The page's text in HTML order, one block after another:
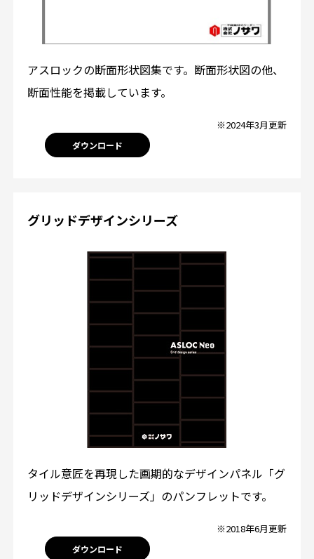
アスロックの断面形状図集です。断面形状図の他、
断面性能を掲載しています。
※2024年3月更新
ダウンロード
グリッドデザインシリーズ
タイル意匠を再現した画期的なデザインパネル「グ
リッドデザインシリーズ」のパンフレットです。
※2018年6月更新
ダウンロード